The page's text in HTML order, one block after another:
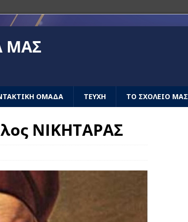
ΜΑΣ
ΟΜΑΔΑ ΤΕΥΧΗ ΤΟ ΣΧΟΛΕΙΟ ΜΑΣ
ΝΙΚΗΤΑΡΑΣ